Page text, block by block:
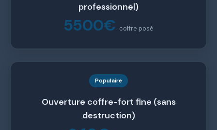
professionnel)
5500€ coffre posé
Populaire
Ouverture coffre-fort fine (sans
destruction)